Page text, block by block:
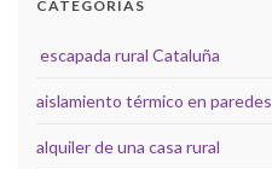
CATEGORÍAS
escapada rural Cataluña
aislamiento térmico en paredes
alquiler de una casa rural